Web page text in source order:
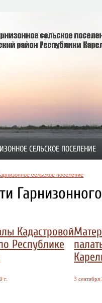
СЕЛЬСКОЕ ПОСЕЛЕНИЕ
сельское поселение
Кадастровой
Республике
г. 3 сентября